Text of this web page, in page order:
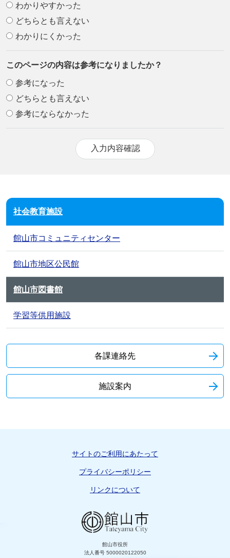
わかりやすかった
どちらとも言えない
わかりにくかった
このページの内容は参考になりましたか？
参考になった
どちらとも言えない
参考にならなかった
社会教育施設
館山市コミュニティセンター
館山市地区公民館
館山市図書館
学習等供用施設
各課連絡先
施設案内
館山市役所
法人番号 5000020122050
サイトのご利用にあたって
プライバシーポリシー
リンクについて